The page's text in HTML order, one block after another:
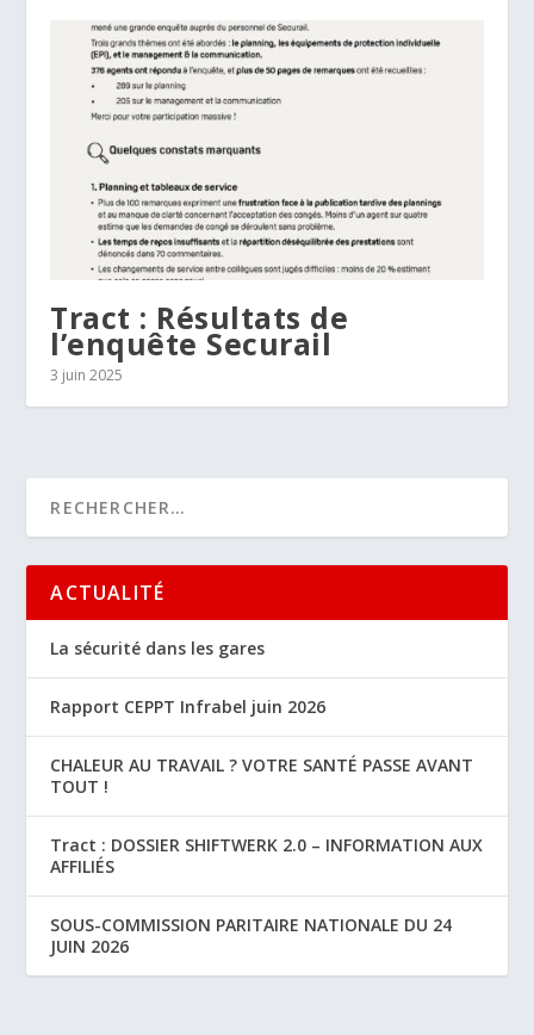
Tract : Résultats de
l’enquête Securail
3 juin 2025
ACTUALITÉ
La sécurité dans les gares
Rapport CEPPT Infrabel juin 2026
CHALEUR AU TRAVAIL ? VOTRE SANTÉ PASSE AVANT
TOUT !
Tract : DOSSIER SHIFTWERK 2.0 – INFORMATION AUX
AFFILIÉS
SOUS-COMMISSION PARITAIRE NATIONALE DU 24
JUIN 2026